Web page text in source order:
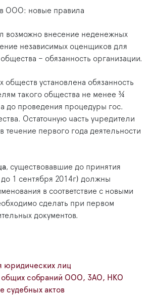
в ООО: новые правила
возможно внесение неденежных
независимых оценщиков для
– обязанность организации.
обществ установлена обязанность
такого общества не менее ¾
до проведения процедуры гос.
Остаточную часть учредители
течение первого года деятельности
, существовавшие до принятия
до 1 сентября 2014г) должны
в соответствие с новыми
сделать при первом
документов.
юридических лиц
общих собраний ООО, ЗАО, НКО
судебных актов